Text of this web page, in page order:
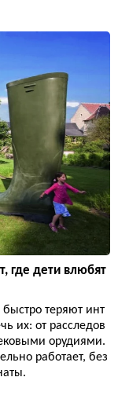
где дети влюбят
теряют инт
их: от расследов
орудиями.
работает, без